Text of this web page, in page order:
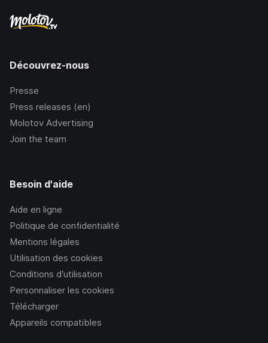
Découvrez-nous
Presse
Press releases (en)
Molotov Advertising
Join the team
Besoin d'aide
Aide en ligne
Politique de confidentialité
Mentions légales
Utilisation des cookies
Conditions d’utilisation
Personnaliser les cookies
Télécharger
Appareils compatibles